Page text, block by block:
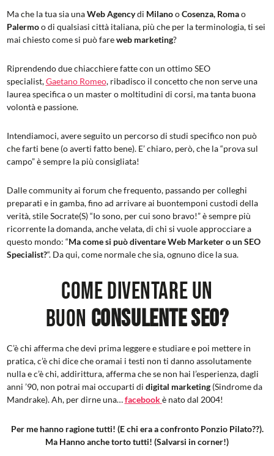
Ma che la tua sia unaWeb Agencydi MilanooCosenza, Romao
Palermoo di qualsiasi città italiana, più che per la terminologia, ti sei
mai chiesto come si può fareweb marketing?
Riprendendo due chiacchiere fatte con un ottimo SEO
specialist,Gaetano Romeo, ribadisco il concetto che non serve una
laurea specifica o un master o moltitudini di corsi, ma tanta buona
volontà e passione.
Intendiamoci, avere seguito un percorso di studi specifico non può
che farti bene (o averti fatto bene). E’ chiaro, però, che la “prova sul
campo” è sempre la più consigliata!
Dalle community ai forum che frequento, passando per colleghi
preparati e in gamba, fino ad arrivare ai buontemponi custodi della
verità, stile Socrate(S) “Io sono, per cui sono bravo!” è sempre più
ricorrente la domanda, anche velata, di chi si vuole approcciare a
questo mondo: “Ma come si può diventare Web Marketer o un SEO
Specialist?“. Da qui, come normale che sia, ognuno dice la sua.
Come diventare un
buon Consulente SEO?
C’è chi afferma che devi prima leggere e studiare e poi mettere in
pratica, c’è chi dice che oramai i testi non ti danno assolutamente
nulla e c’è chi, addirittura, afferma che se non hai l’esperienza, dagli
anni ’90, non potrai mai occuparti di digital marketing (Sindrome da
Mandrake). Ah, per dirne una…facebook è nato dal 2004!
Per me hanno ragione tutti! (E chi era a confronto Ponzio Pilato??).
Ma Hanno anche torto tutti! (Salvarsi in corner!)